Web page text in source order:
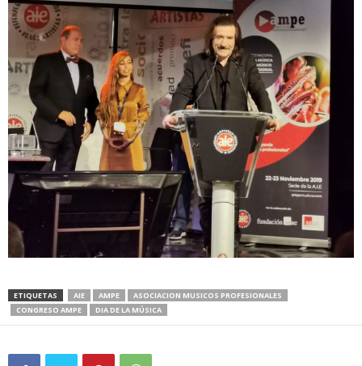
ETIQUETAS AIE AMPE
ASOCIACION MUSICOS PROFESIONALES
CONGRESO AMPE
DIA DE LA MÚSICA